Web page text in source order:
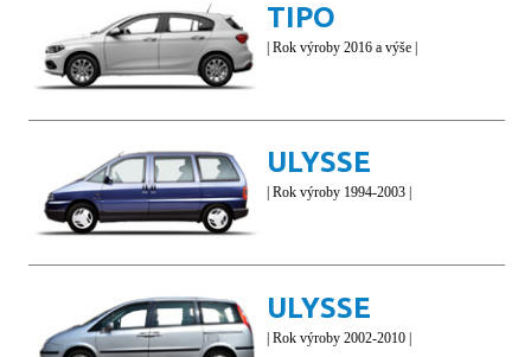
TIPO
| Rok výroby 2016 a výše |
ULYSSE
| Rok výroby 1994-2003 |
ULYSSE
| Rok výroby 2002-2010 |